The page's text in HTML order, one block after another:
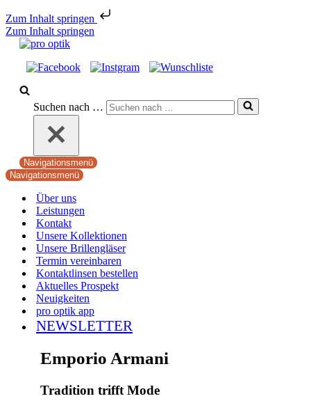
Zum Inhalt springen
Zum Inhalt springen
Suchen nach …
Navigationsmenü
Navigationsmenü
Über uns
Leistungen
Kontakt
Unsere Kollektionen
Unsere Brillengläser
Termin vereinbaren
Kontaktlinsen bestellen
Aktuelles Prospekt
Neuigkeiten
pro optik app
NEWSLETTER
Emporio Armani
Tradition trifft Mode